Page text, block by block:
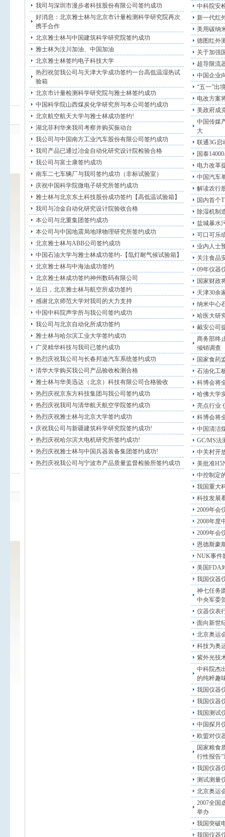
我司与深圳市漫步者科技股份有限公司签约成功
好消息：北京雅士林与北京市计量检测科学研究院再次
携手合作
北京雅士林与中国建筑科学研究院签约成功
雅士林为汶川加油、中国加油
北京雅士林签约电子科技大学
热烈祝贺我公司与天津大学成功签约一台高低温湿热试
验箱
北京市计量检测科学研究院与雅士林签约成功
中国科学院山西煤炭化学研究所与本公司签约成功
北京航空航天大学与雅士林成功签约!
湖北菲利华来我司考察并购买振动台
我公司与中国南方工业汽车股份有限公司签约成功
我司产品已通过冶金自动化研究设计院检验合格
我公司与富士康签约成功
南车二七车辆厂与我司签约成功（非标试验室）
庆祝中国科学院微电子研究所签约成功
雅士林与北京东土科技股份成功签约【高低温试验箱】
我司与冶金自动化研究设计院验收合格
本公司与北重集团签约成功
本公司与中国地震局地球物理研究所签约成功
北京雅士林与ABB公司签约成功
中国石油大学与雅士林成功签约-【氙灯耐气候试验箱】
北京雅士林与中海油成功签约
北京雅士林成功签约神州数码有限公司
近日，北京雅士林与航空所成功签约
感谢北京师范大学对我司的大力支持
中国中科院声学所与我公司签约成功
我公司与北京自动化所成功签约
雅士林与哈尔滨工业大学签约成功
广灵精华科技与我司已签约成功
热烈庆祝我公司与长春邦迪汽车系统签约成功
清华大学购买我公司产品验收检测合格
雅士林与华美迅达（北京）科技有限公司合格验收
热烈庆祝京东方科技集团与我公司签约成功
热烈庆祝我司与清华航天航空学院签约成功
热烈庆祝雅士林与北京大学签约成功
庆祝我公司与新疆建筑科学研究院签约成功!
热烈庆祝哈尔滨大电机研究所签约成功!
热烈庆祝雅士林与中国兵器装备集团签约成功!
热烈庆祝我公司与宁波市产品质量监督检验所签约成功
中科院安
新一代红
美用碳纳
德图红外
关于加强
超导限流
中国企业
“五一”出
电改方案
美政府成
中国传媒
大
联通3G启
国泰
电力改革
中国汽车
解读农行
国内首个
除湿机制
盐城暴水
可口可乐
业内人士
关注食品
09年仪器
国家财政
天津30余
纳米中心
哈医大研
戴安公司
商务部终
倾销调查
国家食药
石油化工
科博会将
哈佛大学
亮点行业
科博会将
中国清洁
GC/MS法
中关村开
美批准
中控制定
我国重大
科技发展
2009年会
2008年度
2009年会
恩德斯豪
NUK事件
美国FDA
我国仪器
神七任务
中央军委
仪器仪表
面向新世
北京奥运
科技为奥
紫外光技
中科院杰
的纯粹趣
我国仪器
我国仪器
我国测试
中国探月
欧盟对仪
国家粮食
行性报告”
我国仪器
测试测量
北京奥运
2007全国
举办
我国突破
我国仪器